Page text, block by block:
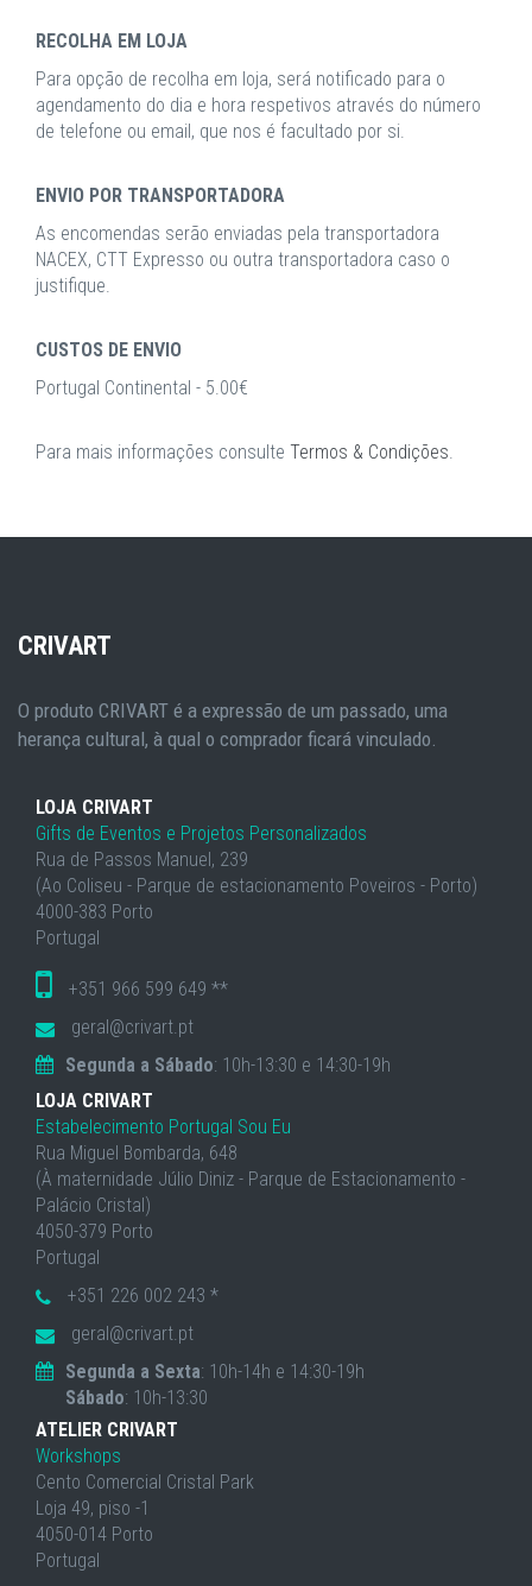
RECOLHA EM LOJA
Para opção de recolha em loja, será notificado para o
agendamento do dia e hora respetivos através do número
de telefone ou email, que nos é facultado por si.
ENVIO POR TRANSPORTADORA
As encomendas serão enviadas pela transportadora
NACEX, CTT Expresso ou outra transportadora caso o
justifique.
CUSTOS DE ENVIO
Portugal Continental - 5.00€
Para mais informações consulte Termos & Condições.
CRIVART
O produto CRIVART é a expressão de um passado, uma
herança cultural, à qual o comprador ficará vinculado.
LOJA CRIVART
Gifts de Eventos e Projetos Personalizados
Rua de Passos Manuel, 239
(Ao Coliseu - Parque de estacionamento Poveiros - Porto)
4000-383 Porto
Portugal
+351 966 599 649 **
geral@crivart.pt
Segunda a Sábado: 10h-13:30 e 14:30-19h
LOJA CRIVART
Estabelecimento Portugal Sou Eu
Rua Miguel Bombarda, 648
(À maternidade Júlio Diniz - Parque de Estacionamento -
Palácio Cristal)
4050-379 Porto
Portugal
+351 226 002 243 *
geral@crivart.pt
Segunda a Sexta: 10h-14h e 14:30-19h
Sábado: 10h-13:30
ATELIER CRIVART
Workshops
Cento Comercial Cristal Park
Loja 49, piso -1
4050-014 Porto
Portugal